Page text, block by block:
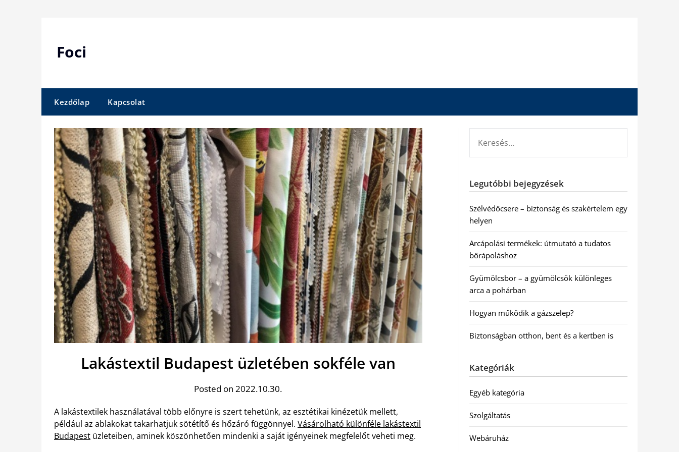
Foci
Kezdőlap Kapcsolat
Lakástextil Budapest üzletében sokféle van
Posted on 2022.10.30.
A lakástextilek használatával több előnyre is szert tehetünk, az esztétikai kinézetük mellett,
például az ablakokat takarhatjuk sötétítő és hőzáró függönnyel. Vásárolható különféle lakástextil
Budapest üzleteiben, aminek köszönhetően mindenki a saját igényeinek megfelelőt veheti meg.
Legutóbbi bejegyzések
Szélvédőcsere – biztonság és szakértelem egy
helyen
Arcápolási termékek: útmutató a tudatos
bőrápoláshoz
Gyümölcsbor – a gyümölcsök különleges
arca a pohárban
Hogyan működik a gázszelep?
Biztonságban otthon, bent és a kertben is
Kategóriák
Egyéb kategória
Szolgáltatás
Webáruház